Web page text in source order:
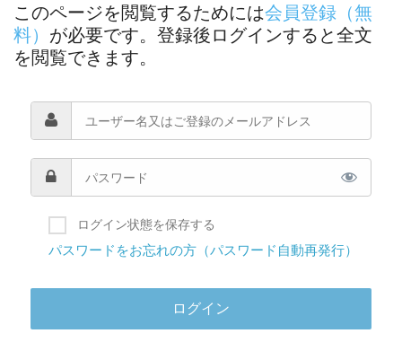
このページを閲覧するためには会員登録（無
料） が必要です。登録後ログインすると全文
を閲覧できます。
ログイン状態を保存する
パスワードをお忘れの方（パスワード自動再発行）